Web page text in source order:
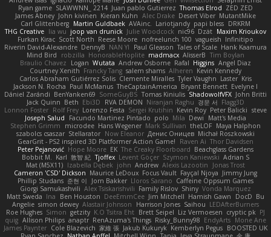
Ryan game SLAWWNN_ 2214 Juan pablo Gutierrez Thomas Elrod ZED ZED
James Abney John kivinen Kieran Kuhn Alec Drake Desert Viber MutantMike
Carl Glittenberg Martin Guldbaek AVAinc. Lariotjandy papi bless DRKRM
THG Creative lia wu joop van drunick Julie Woodcock nic96 Dzät Maxim Krioukov
Furkan Kirac Scott North Reese Moore nofreelunch 100 vagueish Infinitipo
Riverin David-Alexandre DennyB NAN YI Paul Gleason Tales of Scale Hank Kaamura
Mind Bird
robzilla HonorableHoplite madmacx AlisserB Tim Boylan
Braulio Chavez
Logan Wutata Andrew Osborne Rafal Higgins Angel Diaz
Courtney Xenith Francky Tang salem shams Alheren Kevin Kennedy
Carlos Abraham Gutiérrez Solis Clemente Miralles Tyler Vaughn Laster Kris
Jackson N. Rocha Paul McManus TheCaptainAmerica Bryant Bennett Evelyne I
Dániel Zarándi BenYanken69 SomeGuyBS Tomas Kiniulis ShadowolfVFX John Britti
Jack Quinn Beth Ebi3D RVA DEMON Niranjan Raghu 경문 서 Flagg3D
Lonnon Foster Rolf Frey Lorenzo Festa Sergei Krutihin Kevin Roy Peter Balicki steve
Joseph Salud
Facundo Martinez Pintado polo Mila Dewi
Matt's Media
Stephen Grimm
microdee Hans Wegener Mark Sullivan theLOF Maya Halphon
szabolcs csaszar Stellarator Now Eleanor Денис Оницев Michał Roszkowski
GearGrit - PS2 inspired 3D Platformer Action Game!
Raven Ai Thor Davidsen
Peter Pejanović Hope Moore EK The Creaky Floorboard Beachglass Gardens
Bobbit M. Karl 敦智 紀 Tjoffex Levent Göçer Szymon Kaniewski Adrian S
Mat (M5X11) Izabella Dębek john Andrew Alexis Lazootin
Jonas Trost
Cameron 'CSD' Dickson Maurice LeDoux Focus Vault Fayçal Njoya Jimmy Jung
Phillip Studans 준현 이 Jorn Bakker Lloros Sarano Caffeine Oppsum Games
Giorgi Samukashvili Alex Tsiskarishvili Family Rislov Shiny Vonda Marquez
Matt Sweda Ina Ben Houston DeeEmmCee Jim Mitchell Hamish Gawn DocD Bu
Angelie simon dewey Alastair Johnson Harrison Jones Saihou LEDAfterBurners
Roe Hughes Simon getzity K.O Tsitra Eht Brett Seipel Liz Vermoesen cryptic pk PJ
quig Allison Philips anaptr RenAzuma's Things Risky_Bunny98 EndyArts Mone Ane
James Paynter Cole Blazevich 家維 張 Jakub Kukuryk Kemberlyn Pegus BOOSTED UK